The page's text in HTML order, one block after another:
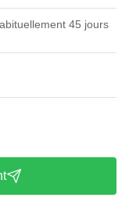
45 jours